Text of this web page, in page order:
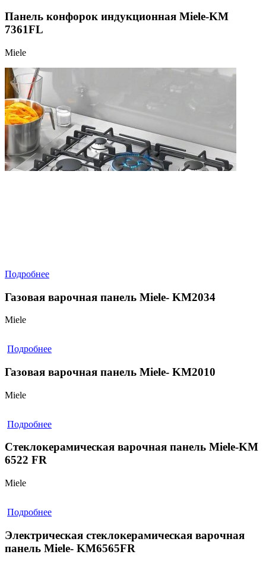
Панель конфорок индукционная Miele-KM
7361FL
Miele
Подробнее
Газовая варочная панель Miele- KM2034
Miele
Подробнее
Газовая варочная панель Miele- KM2010
Miele
Подробнее
Стеклокерамическая варочная панель Miele-KM
6522 FR
Miele
Подробнее
Электрическая стеклокерамическая варочная
панель Miele- KM6565FR